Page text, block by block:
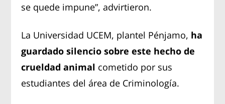
se quede impune”, advirtieron.
La Universidad UCEM, plantel Pénjamo, ha
guardado silencio sobre este hecho de
crueldad animal cometido por sus
estudiantes del área de Criminología.